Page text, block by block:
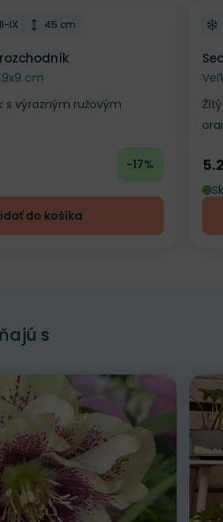
želaní
kvitnutia
IX Výška rastliny
45 cm
cm
s výrazným ružovým
-17%
do košíka
s